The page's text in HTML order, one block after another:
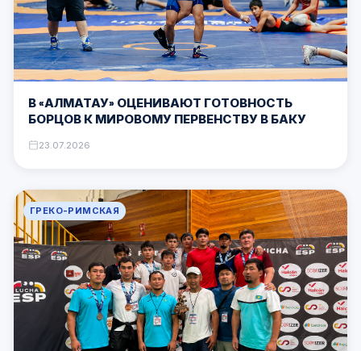
В «АЛМАТАУ» ОЦЕНИВАЮТ ГОТОВНОСТЬ
БОРЦОВ К МИРОВОМУ ПЕРВЕНСТВУ В БАКУ
23.07.2026
ГРЕКО-РИМСКАЯ